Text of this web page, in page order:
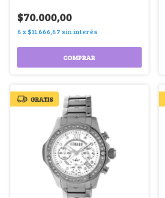
$70.000,00
6 x$11.666,67 sin interés
COMPRAR
GRATIS